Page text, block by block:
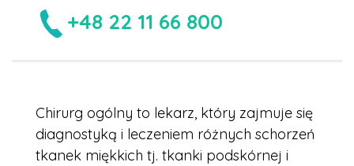
+48 22 11 66 800
Chirurg ogólny to lekarz, który zajmuje się
diagnostyką i leczeniem różnych schorzeń
tkanek miękkich tj. tkanki podskórnej i